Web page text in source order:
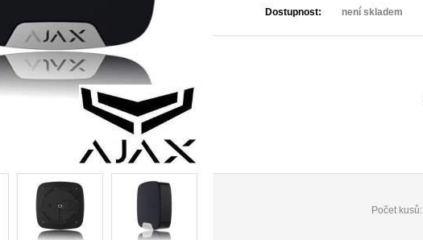
Dostupnost: není skladem
Počet kusů: